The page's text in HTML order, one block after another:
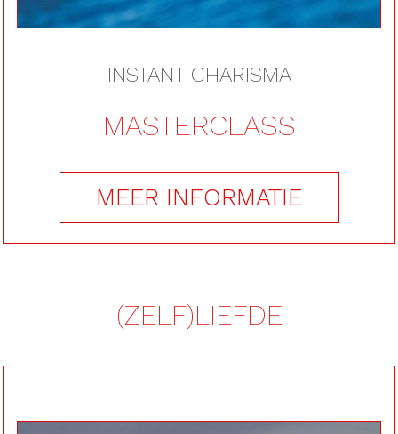
INSTANT CHARISMA
MASTERCLASS
MEER INFORMATIE
(ZELF)LIEFDE